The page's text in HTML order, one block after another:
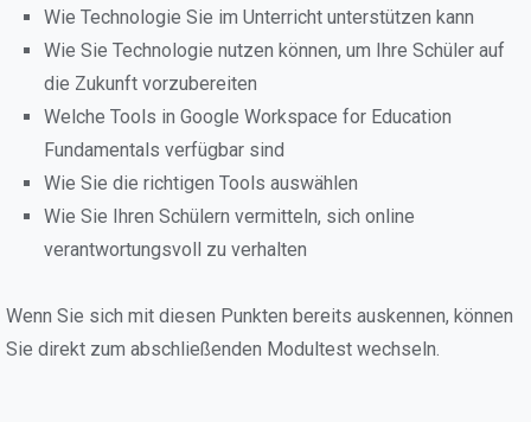
Wie Technologie Sie im Unterricht unterstützen kann
Wie Sie Technologie nutzen können, um Ihre Schüler auf
die Zukunft vorzubereiten
Welche Tools in Google Workspace for Education
Fundamentals verfügbar sind
Wie Sie die richtigen Tools auswählen
Wie Sie Ihren Schülern vermitteln, sich online
verantwortungsvoll zu verhalten
Wenn Sie sich mit diesen Punkten bereits auskennen, können
Sie direkt zum abschließenden Modultest wechseln.